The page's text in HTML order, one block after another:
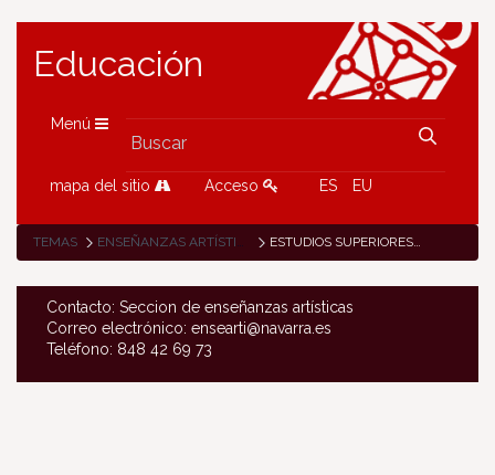
Educación
Menú
mapa del sitio Acceso ES EU
TEMAS ENSEÑANZAS ARTÍSTICAS ESTUDIOS SUPERIORES DE DISEÑO
Contacto: Seccion de enseñanzas artísticas
Correo electrónico: ensearti@navarra.es
Teléfono: 848 42 69 73